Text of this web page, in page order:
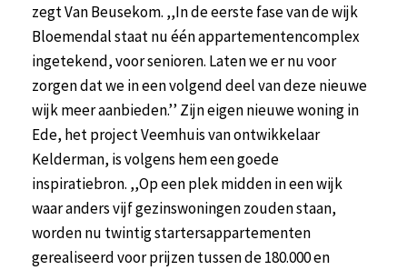
zegt Van Beusekom. ,,In de eerste fase van de wijk
Bloemendal staat nu één appartementencomplex
ingetekend, voor senioren. Laten we er nu voor
zorgen dat we in een volgend deel van deze nieuwe
wijk meer aanbieden.’’ Zijn eigen nieuwe woning in
Ede, het project Veemhuis van ontwikkelaar
Kelderman, is volgens hem een goede
inspiratiebron. ,,Op een plek midden in een wijk
waar anders vijf gezinswoningen zouden staan,
worden nu twintig startersappartementen
gerealiseerd voor prijzen tussen de 180.000 en